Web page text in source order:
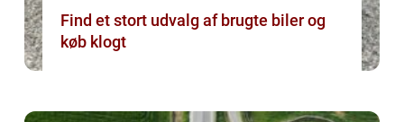
Find et stort udvalg af brugte biler og
køb klogt